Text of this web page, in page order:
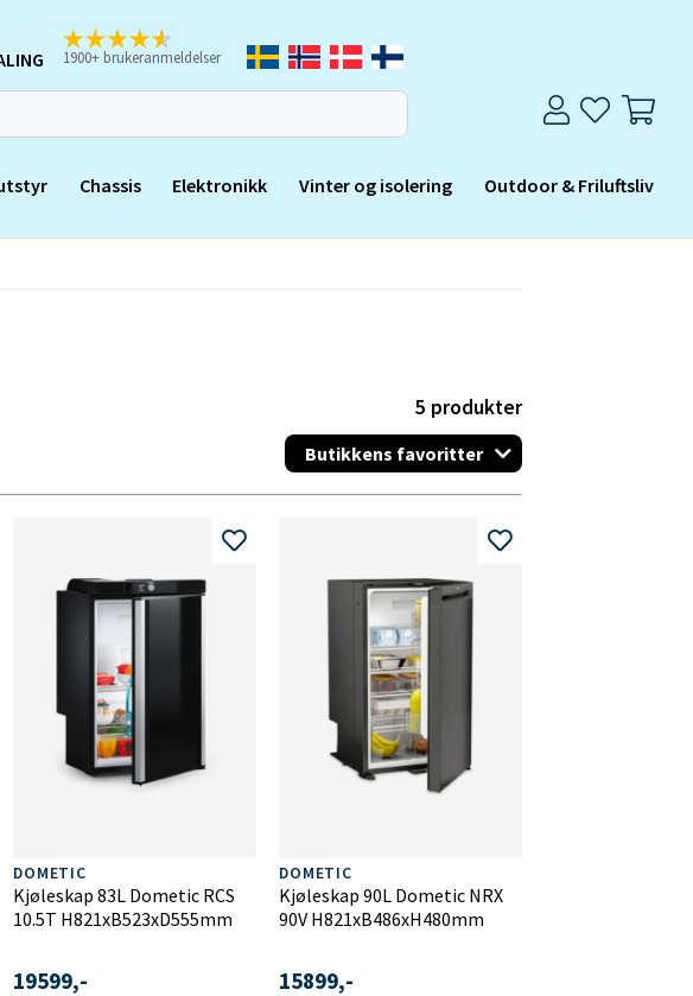
1900+ brukeranmeldelser
Chassis Elektronikk Vinter og isolering
Outdoor & Friluftsliv
5 produkter
Butikkens favoritter
DOMETIC
Kjøleskap 83L Dometic RCS
10.5T H821xB523xD555mm
19599,-
DOMETIC
Kjøleskap 90L Dometic NRX
90V H821xB486xH480mm
15899,-